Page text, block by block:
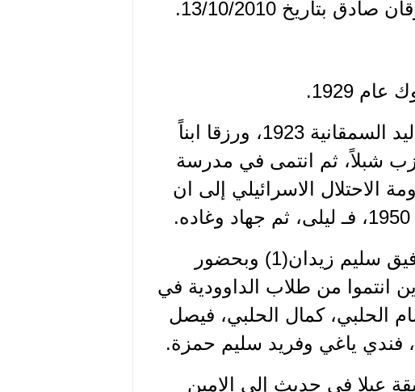
بتاريخ 13/10/2010.
1929.
اقترنت من الرفيق ذوقان صادق، من مواليد السمقانية 1923، ورزقا ابناً
شبلاً، ثم انتمى في مدرسة
الاحتلال الاسرائيلي إلى ان
انتمت الرفيقة عبلا عام 1958 على يد الرفيق سليم زيدان(1) وبحضور
انتموا من طلاب الداوودية في
الحلبي، كمال الحلبي، فيصل
فندي ياغي وفريد سليم حمزة.
عبلا في حديث إلى الامين